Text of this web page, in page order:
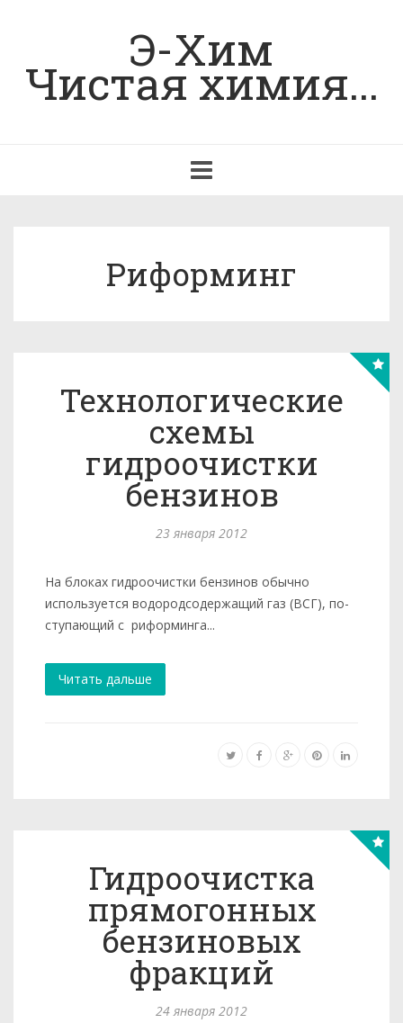
Э-Хим
Чистая химия...
navigation
Риформинг
Технологические
схемы
гидроочистки
бензинов
23 января 2012
На блоках гидроочистки бензинов обычно
используется водородсодержащий газ (ВСГ), по­
ступающий с риформинга...
Читать дальше
Гидроочистка
прямогонных
бензиновых
фракций
24 января 2012